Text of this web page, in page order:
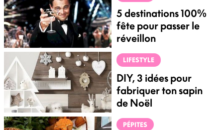
5 destinations 100%
fête pour passer le
réveillon
LIFESTYLE
DIY, 3 idées pour
fabriquer ton sapin
de Noël
PÉPITES